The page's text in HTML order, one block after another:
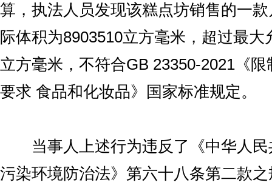
算，执法人员发现该糕点坊销售的一
际体积为8903510立方毫米，超过最大
立方毫米，不符合GB 23350-2021《
要求 食品和化妆品》国家标准规定。
当事人上述行为违反了《中华人民
污染环境防治法》第六十八条第二款